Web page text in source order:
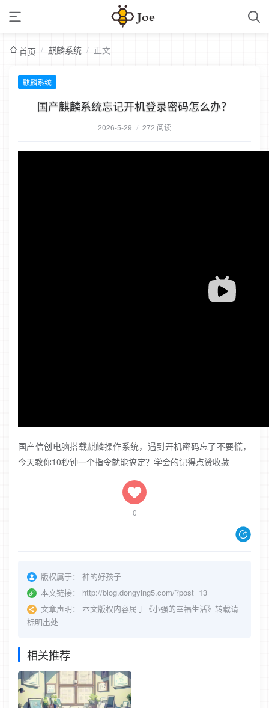
首页 / 麒麟系统 / 正文
麒麟系统
国产麒麟系统忘记开机登录密码怎么办？
2026-5-29 / 272 阅读
国产信创电脑搭载麒麟操作系统，遇到开机密码忘了不要慌，
今天教你10秒钟一个指令就能搞定？学会的记得点赞收藏
0
版权属于：
神的好孩子
本文链接：
http://blog.dongying5.com/?post=13
文章声明：
本文版权内容属于《小强的幸福生活》转载请
标明出处
相关推荐